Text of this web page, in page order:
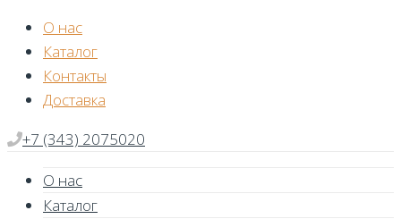
Skip
content
О нас
Каталог
Контакты
Доставка
+7 (343) 2075020
О нас
Каталог